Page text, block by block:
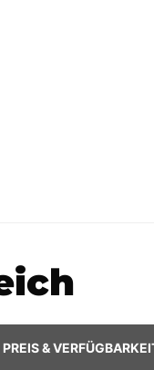
PREIS &